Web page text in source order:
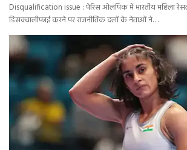
Disqualification issue : पेरिस ओलंपिक में भारतीय महिला
डिसक्वालीफाई करने पर राजनीतिक दलों के नेताओं ने…